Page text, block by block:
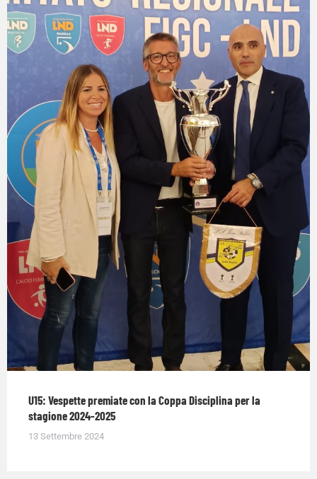
U15: Vespette premiate con la Coppa Disciplina per la
stagione 2024-2025
13 Settembre 2024